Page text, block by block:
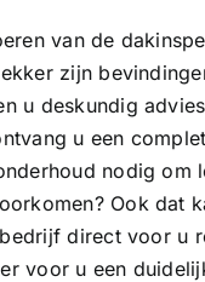
van de
zijn
u deskundig
u een
nodig om
Ook dat
direct voor u
voor u een